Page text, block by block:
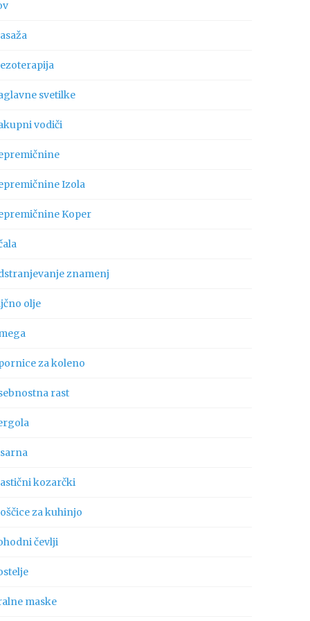
svetilke
vodiči
Izola
Koper
znamenj
olje
za koleno
rast
kozarčki
za kuhinjo
čevlji
maske